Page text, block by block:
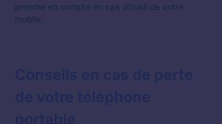
prendre en compte en cas d’oubli de votre
mobile.